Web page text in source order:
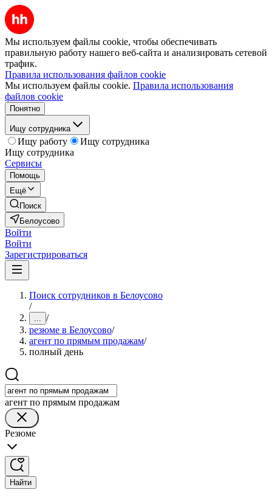
Мы используем файлы cookie, чтобы обеспечивать
правильную работу нашего веб-сайта и анализировать сетевой
трафик.
Правила использования файлов cookie
Мы используем файлы cookie. Правила использования
файлов cookie
Понятно
Ищу сотрудника
Ищу работу
Ищу сотрудника
Ищу сотрудника
Сервисы
Помощь
Ещё
Поиск
Белоусово
Войти
Войти
Зарегистрироваться
Поиск сотрудников в Белоусово
/
... /
резюме в Белоусово/
агент по прямым продажам/
полный день
агент по прямым продажам
Резюме
Найти